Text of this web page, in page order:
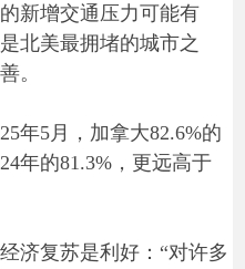
新增交通压力可能有
北美最拥堵的城市之
。
年5月，加拿大82.6%的
年的81.3%，更远高于
济复苏是利好：“对许多